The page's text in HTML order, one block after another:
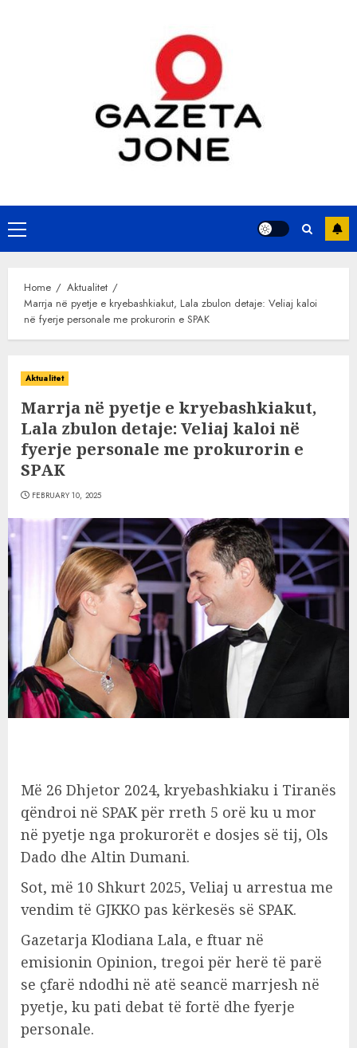
Primary
Menu
Home
Aktualitet
Marrja në pyetje e kryebashkiakut, Lala zbulon detaje: Veliaj kaloi
në fyerje personale me prokurorin e SPAK
Aktualitet
Marrja në pyetje e kryebashkiakut,
Lala zbulon detaje: Veliaj kaloi në
fyerje personale me prokurorin e
SPAK
FEBRUARY 10, 2025
Më 26 Dhjetor 2024, kryebashkiaku i Tiranës
qëndroi në SPAK për rreth 5 orë ku u mor
në pyetje nga prokurorët e dosjes së tij, Ols
Dado dhe Altin Dumani.
Sot, më 10 Shkurt 2025, Veliaj u arrestua me
vendim të GJKKO pas kërkesës së SPAK.
Gazetarja Klodiana Lala, e ftuar në
emisionin Opinion, tregoi për herë të parë
se çfarë ndodhi në atë seancë marrjesh në
pyetje, ku pati debat të fortë dhe fyerje
personale.